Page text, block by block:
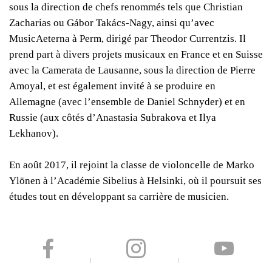
sous la direction de chefs renommés tels que Christian
Zacharias ou Gábor Takács-Nagy, ainsi qu’avec
MusicAeterna à Perm, dirigé par Theodor Currentzis. Il
prend part à divers projets musicaux en France et en Suisse
avec la Camerata de Lausanne, sous la direction de Pierre
Amoyal, et est également invité à se produire en
Allemagne (avec l’ensemble de Daniel Schnyder) et en
Russie (aux côtés d’Anastasia Subrakova et Ilya
Lekhanov).
En août 2017, il rejoint la classe de violoncelle de Marko
Ylönen à l’Académie Sibelius à Helsinki, où il poursuit ses
études tout en développant sa carrière de musicien.